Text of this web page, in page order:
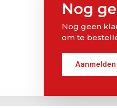
Nog
Nog geen
om te
Aanmelden